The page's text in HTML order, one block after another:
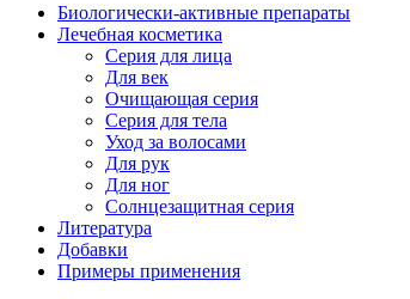
Биологически-активные препараты
Лечебная косметика
Серия для лица
Для век
Очищающая серия
Серия для тела
Уход за волосами
Для рук
Для ног
Солнцезащитная серия
Литература
Добавки
Примеры применения